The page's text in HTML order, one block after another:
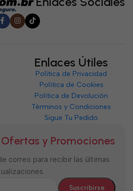
Enlaces Útiles
Política de Privacidad
Política de Cookies
Política de Devolución
Términos y Condiciones
Sigue Tu Pedido
y Promociones
correo para recibir las últimas